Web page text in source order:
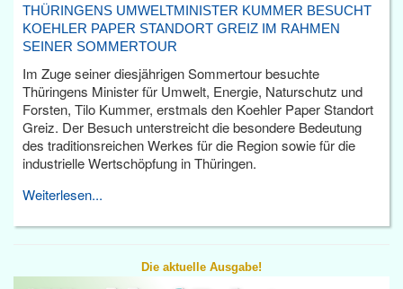
THÜRINGENS UMWELTMINISTER KUMMER BESUCHT
KOEHLER PAPER STANDORT GREIZ IM RAHMEN
SEINER SOMMERTOUR
Im Zuge seiner diesjährigen Sommertour besuchte
Thüringens Minister für Umwelt, Energie, Naturschutz und
Forsten, Tilo Kummer, erstmals den Koehler Paper Standort
Greiz. Der Besuch unterstreicht die besondere Bedeutung
des traditionsreichen Werkes für die Region sowie für die
industrielle Wertschöpfung in Thüringen.
Weiterlesen...
Die aktuelle Ausgabe!